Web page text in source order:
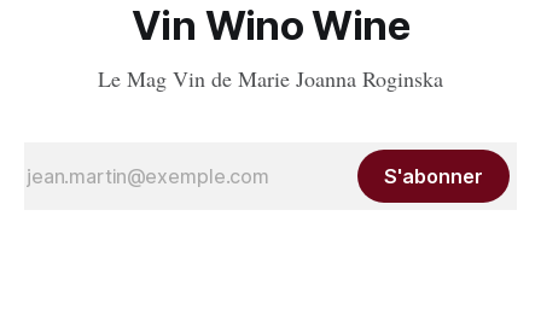
Vin Wino Wine
Le Mag Vin de Marie Joanna Roginska
S'abonner